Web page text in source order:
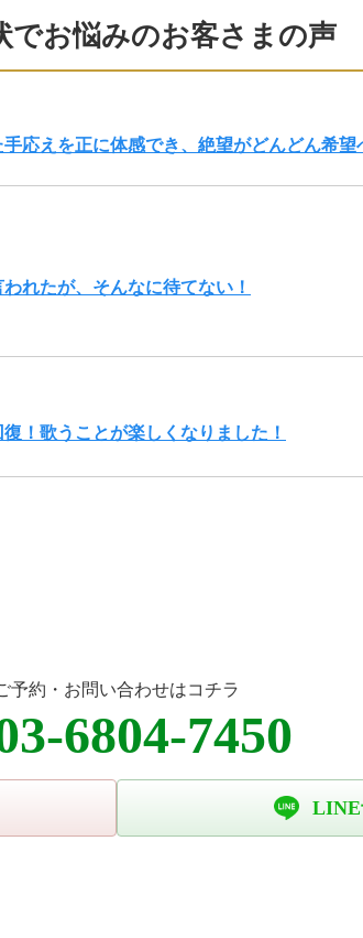
でお悩みのお客さまの声
応えを正に体感でき、絶望がどんどん希望
れたが、そんなに待てない！
！歌うことが楽しくなりました！
予約・お問い合わせはコチラ
6804-7450
LINE